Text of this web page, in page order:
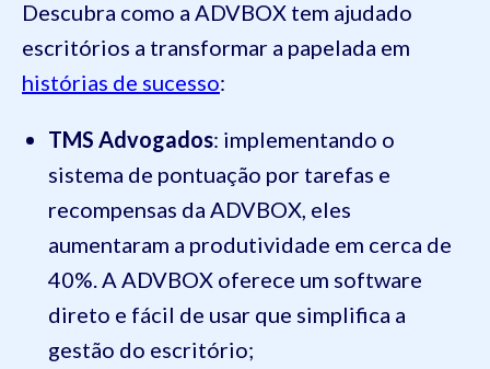
Descubra como a ADVBOX tem ajudado
escritórios a transformar a papelada em
histórias de sucesso:
TMS Advogados: implementando o
sistema de pontuação por tarefas e
recompensas da ADVBOX, eles
aumentaram a produtividade em cerca de
40%. A ADVBOX oferece um software
direto e fácil de usar que simplifica a
gestão do escritório;